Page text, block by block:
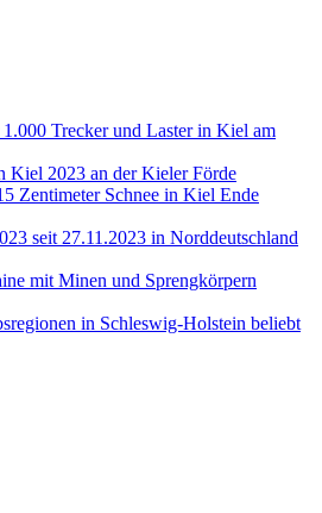
Trecker und Laster in Kiel am
Kiel 2023 an der Kieler Förde
Zentimeter Schnee in Kiel Ende
seit 27.11.2023 in Norddeutschland
mit Minen und Sprengkörpern
in Schleswig-Holstein beliebt